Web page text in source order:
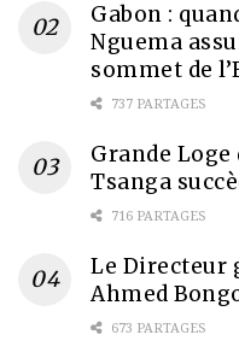
Gabon :
Nguema
sommet de
737 PARTAGES
Grande Loge
Tsanga
716 PARTAGES
Le Directeur
Ahmed
673 PARTAGES